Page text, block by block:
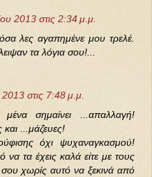
2013 στις 2:34 μ.μ.
λες αγαπημένε μου τρελέ.
τα λόγια σου!...
στις 7:48 μ.μ.
σημαίνει ...απαλλαγή!
...μάζευες!
όχι ψυχαναγκασμού!
τα έχεις καλά είτε με τους
σου χωρίς αυτό να ξεκινά από